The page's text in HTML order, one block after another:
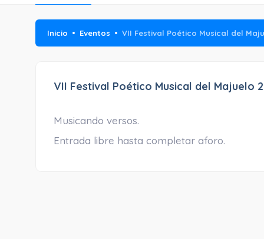
Inicio Eventos VII Festival Poético Musical del
VII Festival Poético Musical del Majuelo
Musicando versos.
Entrada libre hasta completar aforo.